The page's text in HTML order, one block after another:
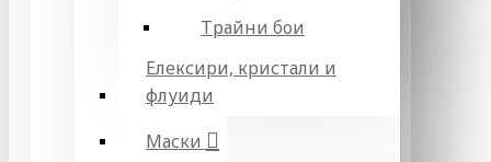
Трайни бои
Елексири, кристали и
флуиди
Маски